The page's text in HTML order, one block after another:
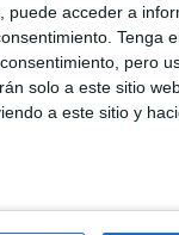
acceder a
Tenga
pero
solo a este sitio
a este sitio y
UGT se suma
culturas:
unidad,